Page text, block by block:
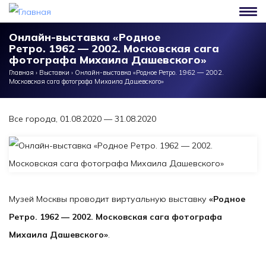
Перейти к основному содержанию
Онлайн-выставка «Родное
Ретро. 1962 — 2002. Московская сага
фотографа Михаила Дашевского»
Главная › Выставки › Онлайн-выставка «Родное Ретро. 1962 — 2002.
Московская сага фотографа Михаила Дашевского»
Все города, 01.08.2020 — 31.08.2020
Музей Москвы проводит виртуальную выставку «Родное
Ретро. 1962 — 2002. Московская сага фотографа
Михаила Дашевского».